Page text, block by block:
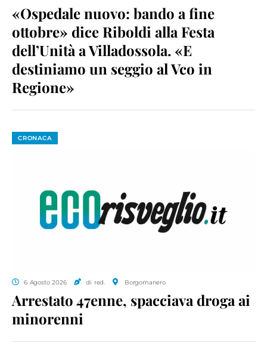
«Ospedale nuovo: bando a fine
ottobre» dice Riboldi alla Festa
dell’Unità a Villadossola. «E
destiniamo un seggio al Vco in
Regione»
CRONACA
6 Agosto 2026 di red. Borgomanero
Arrestato 47enne, spacciava droga ai
minorenni